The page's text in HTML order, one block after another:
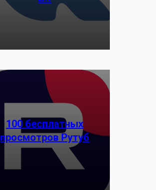
100 бесплатных
просмотров Рутуб
Заказать